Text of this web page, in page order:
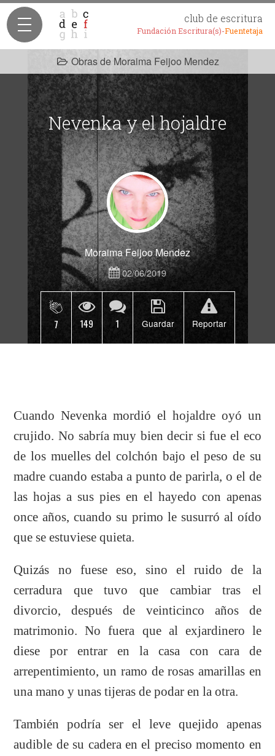
club de escritura
Fundación Escritura(s)-Fuentetaja
Obras de Moraima Feijoo Mendez
Nevenka y el hojaldre
Moraima Feijoo Mendez
02/06/2019
7 149 1 Guardar Reportar
Cuando Nevenka mordió el hojaldre oyó un
crujido. No sabría muy bien decir si fue el eco
de los muelles del colchón bajo el peso de su
madre cuando estaba a punto de parirla, o el de
las hojas a sus pies en el hayedo con apenas
once años, cuando su primo le susurró al oído
que se estuviese quieta.
Quizás no fuese eso, sino el ruido de la
cerradura que tuvo que cambiar tras el
divorcio, después de veinticinco años de
matrimonio. No fuera que al exjardinero le
diese por entrar en la casa con cara de
arrepentimiento, un ramo de rosas amarillas en
una mano y unas tijeras de podar en la otra.
También podría ser el leve quejido apenas
audible de su cadera en el preciso momento en